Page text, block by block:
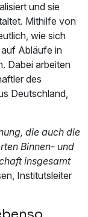
und sie
Mithilfe von
wie sich
Abläufe in
Dabei arbeiten
des
Deutschland,
die auch die
Binnen- und
insgesamt
Institutsleiter